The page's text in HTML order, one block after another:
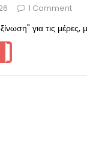
1 Comment
για τις μέρες,